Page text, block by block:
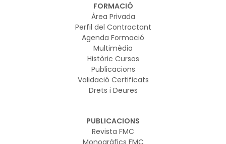
FORMACIÓ
Àrea Privada
Perfil del Contractant
Agenda Formació
Multimèdia
Històric Cursos
Publicacions
Validació Certificats
Drets i Deures
PUBLICACIONS
Revista FMC
Monogràfics FMC